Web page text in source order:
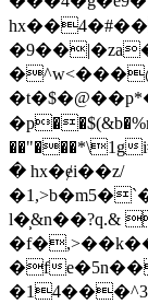
� hx�ɇi��z/
l�̹&n��?q.&
�f
�1׸�3^���4�� s��g�yz